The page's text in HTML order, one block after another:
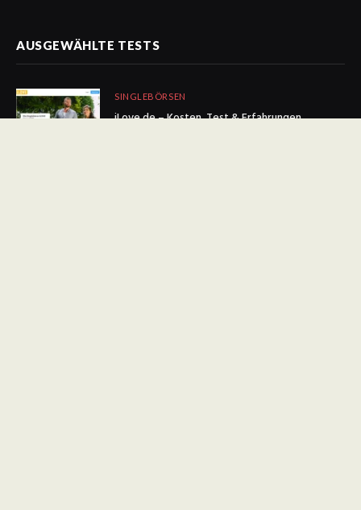
AUSGEWÄHLTE TESTS
SINGLEBÖRSEN
iLove.de – Kosten, Test & Erfahrungen